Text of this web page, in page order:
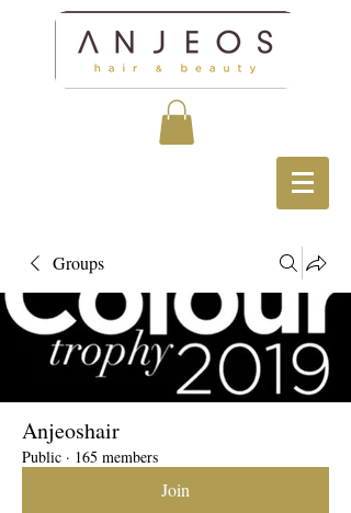
Groups
Anjeoshair
Public · 165 members
Join